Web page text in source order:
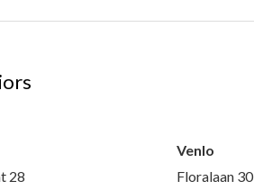
28
Venlo
Floralaan 30